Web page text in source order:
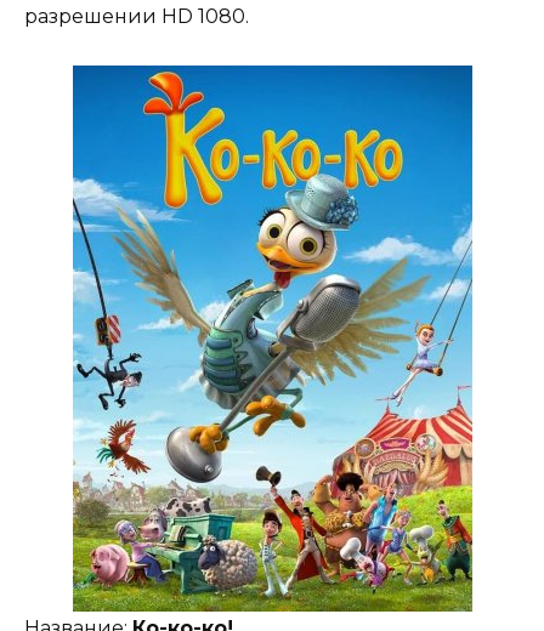
разрешении HD 1080.